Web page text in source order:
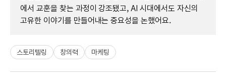
에서 교훈을 찾는 과정이 강조됐고, AI 시대에서도 자신의
고유한 이야기를 만들어내는 중요성을 논했어요.
스토리텔링 창의력 마케팅